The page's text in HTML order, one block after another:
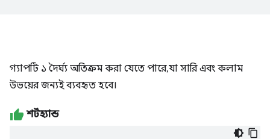
গ্যাপটি ১ দৈর্ঘ্য অতিক্রম করা যেতে পারে, যা সারি এবং কলাম
উভয়ের জন্যই ব্যবহৃত হবে।
শর্টহ্যান্ড